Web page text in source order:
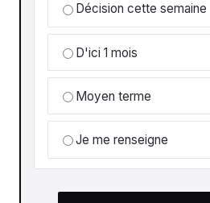
Décision cette semaine
D'ici 1 mois
Moyen terme
Je me renseigne